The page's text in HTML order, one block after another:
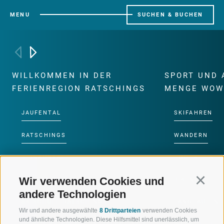
Wir verwenden Cookies und
andere Technologien
Wir und andere ausgewählte 8 Drittparteien verwenden Cookies
und ähnliche Technologien. Diese Hilfsmittel sind unerlässlich, um
MENU SUCHEN & BUCHEN
WILLKOMMEN IN DER
FERIENREGION RATSCHINGS
JAUFENTAL
RATSCHINGS
RIDNAUNTAL
BERGBAHNEN
SKISCHULE RATSCHINGS
SPORT UND
MENGE
SKIFAHREN
WANDERN
HOCHALPINE